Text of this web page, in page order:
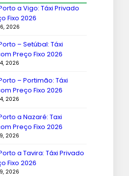
a Vigo: Táxi Privado
Fixo 2026
2026
– Setúbal: Táxi
Preço Fixo 2026
2026
– Portimão: Táxi
Preço Fixo 2026
2026
a Nazaré: Taxi
Preço Fixo 2026
2026
a Tavira: Táxi Privado
Fixo 2026
2026